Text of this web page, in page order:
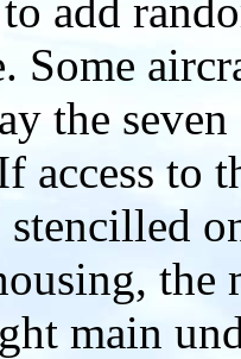
add
Some
the
access to
stencilled
the
main